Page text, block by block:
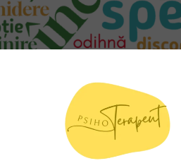
curaj, năzuințe, stele,